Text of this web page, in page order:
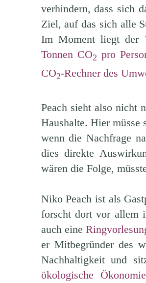
verhindern, dass sich
Ziel, auf das sich alle
Im Moment liegt der
Tonnen CO2 pro
CO2-Rechner des
Peach sieht also nicht
Haushalte. Hier
wenn die Nachfrage
dies direkte
wären die Folge,
Niko Peach ist als
forscht dort vor allem
auch eine
er Mitbegründer des
Nachhaltigkeit und
ökologische Ökonomie